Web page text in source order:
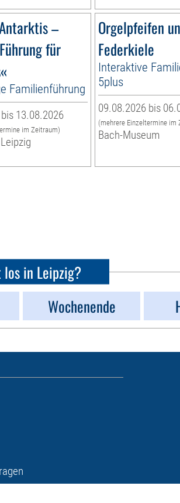
–
für
Familienführung
13.08.2026
im Zeitraum)
Orgelpfeifen
Federkiele
Interaktive
5plus
09.08.2026 bis
(mehrere Einzeltermine im
Bach-Museum
los in Leipzig?
Wochenende